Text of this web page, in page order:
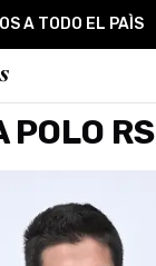
A TODO EL PAÌS
POLO RS